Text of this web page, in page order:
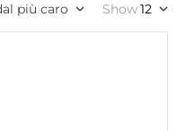
più caro Show12